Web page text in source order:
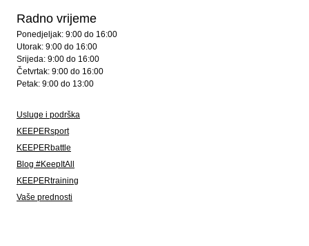
Radno vrijeme
Ponedjeljak: 9:00 do 16:00
Utorak: 9:00 do 16:00
Srijeda: 9:00 do 16:00
Četvrtak: 9:00 do 16:00
Petak: 9:00 do 13:00
Usluge i podrška
KEEPERsport
KEEPERbattle
Blog #KeepItAll
KEEPERtraining
Vaše prednosti